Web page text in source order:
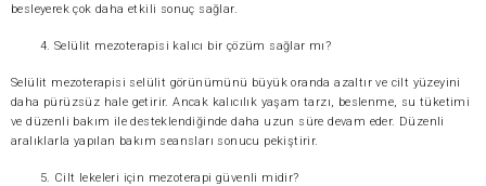
besleyerek çok daha etkili sonuç sağlar.
Selülit mezoterapisi kalıcı bir çözüm sağlar mı?
Selülit mezoterapisi selülit görünümünü büyük oranda azaltır ve cilt yüzeyini
daha pürüzsüz hale getirir. Ancak kalıcılık yaşam tarzı, beslenme, su tüketimi
ve düzenli bakım ile desteklendiğinde daha uzun süre devam eder. Düzenli
aralıklarla yapılan bakım seansları sonucu pekiştirir.
Cilt lekeleri için mezoterapi güvenli midir?